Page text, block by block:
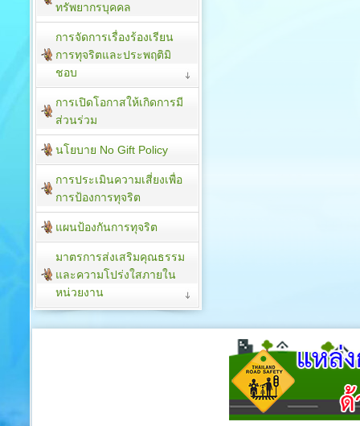
ทรัพยากรบุคคล
การจัดการเรื่องร้องเรียน
การทุจริตและประพฤติมิ
ชอบ
การเปิดโอกาสให้เกิดการมี
ส่วนร่วม
นโยบาย No Gift Policy
การประเมินความเสี่ยงเพื่อ
การป้องการทุจริต
แผนป้องกันการทุจริต
มาตรการส่งเสริมคุณธรรม
และความโปร่งใสภายใน
หน่วยงาน